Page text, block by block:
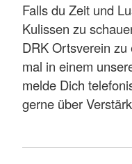
Falls du Zeit und
Kulissen zu
DRK Ortsverein
mal in einem
melde Dich
gerne über